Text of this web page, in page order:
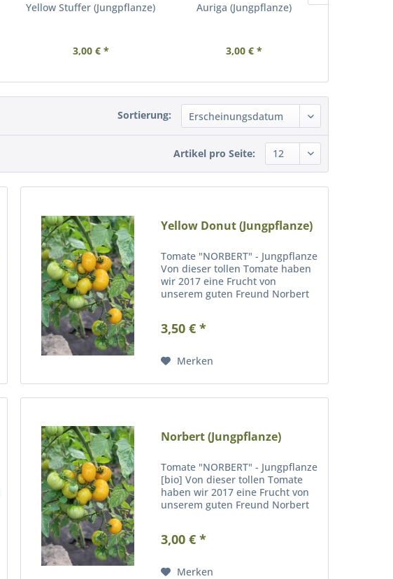
Yellow Stuffer (Jungpflanze)
3,00 € *
Auriga (Jungpflanze)
3,00 € *
Sortierung:
Artikel pro Seite:
Yellow Donut (Jungpflanze)
Tomate "NORBERT" - Jungpflanze
Von dieser tollen Tomate haben
wir 2017 eine Frucht von
unserem guten Freund Norbert
nennen. 2018 bauten wir sie
waren...
3,50 € *
Merken
Norbert (Jungpflanze)
Tomate "NORBERT" - Jungpflanze
[bio] Von dieser tollen Tomate
haben wir 2017 eine Frucht von
unserem guten Freund Norbert
nennen. 2018 bauten wir sie
3,00 € *
Merken